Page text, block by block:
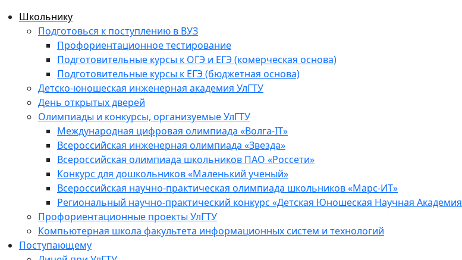
Школьнику
Подготовься к поступлению в ВУЗ
Профориентационное тестирование
Подготовительные курсы к ОГЭ и ЕГЭ (комерческая основа)
Подготовительные курсы к ЕГЭ (бюджетная основа)
Детско-юношеская инженерная академия УлГТУ
День открытых дверей
Олимпиады и конкурсы, организуемые УлГТУ
Международная цифровая олимпиада «Волга-IT»
Всероссийская инженерная олимпиада «Звезда»
Всероссийская олимпиада школьников ПАО «Россети»
Конкурс для дошкольников «Маленький ученый»
Всероссийская научно-практическая олимпиада школьников «Марс-ИТ»
Региональный научно-практический конкурс «Детская Юношеская Научная
Профориентационные проекты УлГТУ
Компьютерная школа факультета информационных систем и технологий
Поступающему